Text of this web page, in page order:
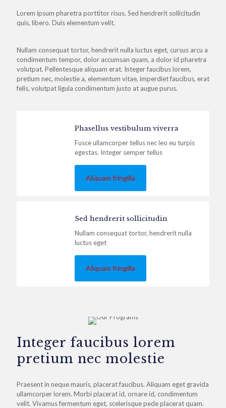
Lorem ipsum pharetra porttitor risus. Sed hendrerit sollicitudin
quis, libero. Duis elementum velit.
Nullam consequat tortor, hendrerit nulla luctus eget, cursus arcu a
condimentum tempor, dolor accumsan quam, a dolor id pharetra
volutpat. Pellentesque aliquam erat. Integer faucibus lorem,
pretium nec, molestie a, elementum vitae, imperdiet faucibus, erat
felis, volutpat ligula condimentum justo at augue purus.
Phasellus vestibulum viverra
Fusce ullamcorper tellus nec leo eu turpis
egestas. Integer semper tellus
Aliquam fringilla
Sed hendrerit sollicitudin
Nullam consequat tortor, hendrerit nulla
luctus eget
Aliquam fringilla
Integer faucibus lorem
pretium nec molestie
Praesent in neque mauris, placerat faucibus. Aliquam eget gravida
ullamcorper lorem. Morbi placerat id, ornare id, condimentum
velit. Vivamus fermentum eget, scelerisque pede placerat quam.